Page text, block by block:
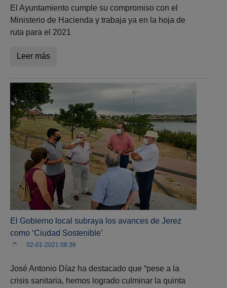
El Ayuntamiento cumple su compromiso con el
Ministerio de Hacienda y trabaja ya en la hoja de
ruta para el 2021
Leer más
El Gobierno local subraya los avances de Jerez
como ‘Ciudad Sostenible’
02-01-2021 08:36
José Antonio Díaz ha destacado que “pese a la
crisis sanitaria, hemos logrado culminar la quinta